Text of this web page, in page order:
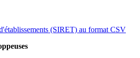
(SIRET) au format CSV